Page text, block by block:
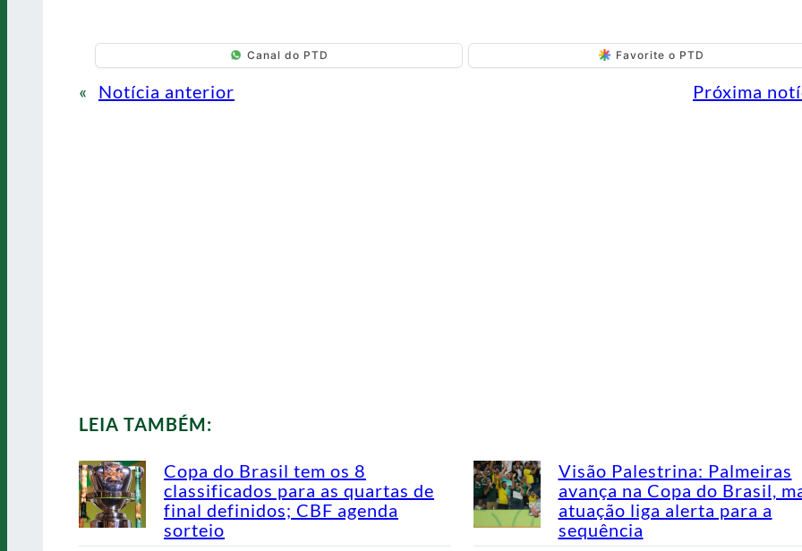
Canal do PTD Favorite o PTD
« Notícia anterior Próxima
LEIA TAMBÉM:
Copa do Brasil tem os 8
classificados para as quartas de
final definidos; CBF agenda
sorteio
Visão Palestrina: Palmeiras
avança na Copa do Brasil,
atuação liga alerta para a
sequência